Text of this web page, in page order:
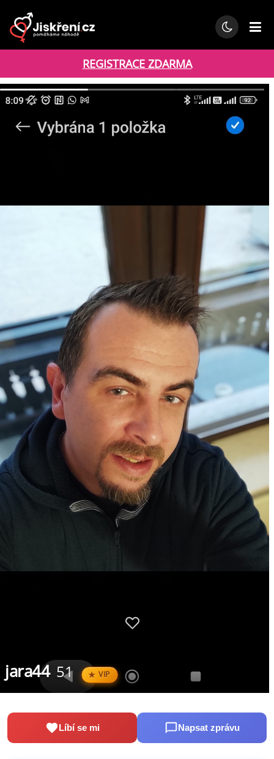
REGISTRACE ZDARMA
jara44 51 VIP
Líbí se mi Napsat zprávu